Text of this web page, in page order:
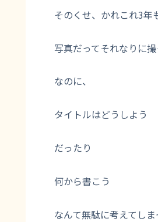
そのくせ、かれこれ3年
写真だってそれなりに撮
なのに、
タイトルはどうしよう
だったり
何から書こう
なんて無駄に考えてし